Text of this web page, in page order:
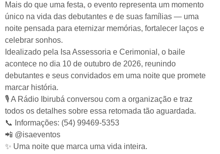
Mais do que uma festa, o evento representa um momento
único na vida das debutantes e de suas famílias — uma
noite pensada para eternizar memórias, fortalecer laços e
celebrar sonhos.
Idealizado pela Isa Assessoria e Cerimonial, o baile
acontece no dia 10 de outubro de 2026, reunindo
debutantes e seus convidados em uma noite que promete
marcar história.
🎙️ A Rádio Ibirubá conversou com a organização e traz
todos os detalhes sobre essa retomada tão aguardada.
📞 Informações: (54) 99469-5353
📲 @isaeventos
✨ Uma noite que marca uma vida inteira.